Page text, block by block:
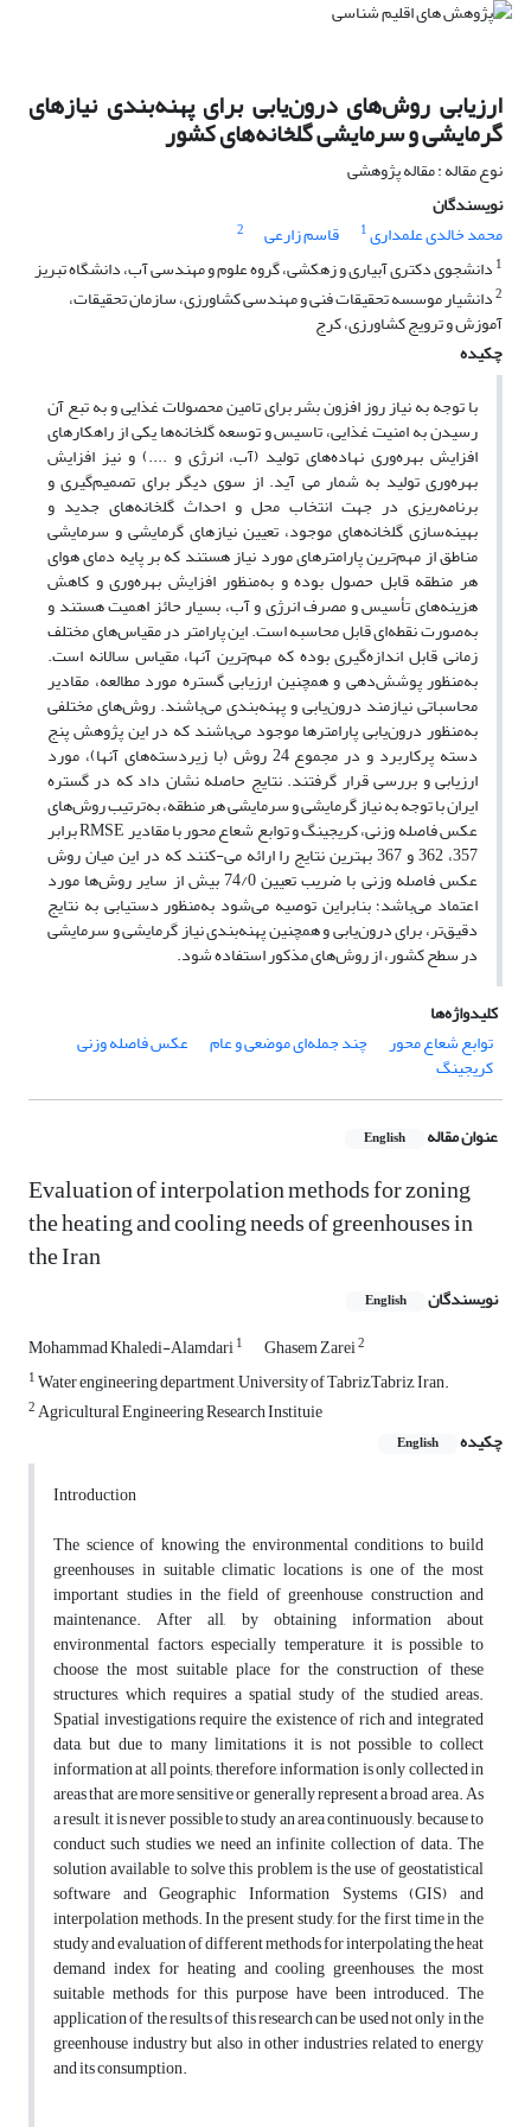
ارزیابی روش‌های درون‌یابی برای پهنه‌بندی نیازهای
گرمایشی و سرمایشی گلخانه‌های کشور
نوع مقاله : مقاله پژوهشی
نویسندگان
محمد خالدی علمداری1 قاسم زارعی
2
1 دانشجوی دکتری آبیاری و زهکشی، گروه علوم و مهندسی آب، دانشگاه تبریز
2دانشیار موسسه تحقیقات فنی و مهندسی کشاورزی، سازمان تحقیقات،
آموزش و ترویج کشاورزی، کرج
چکیده
با توجه به نیاز روز افزون بشر برای تامین محصولات غذایی و به تبع آن
رسیدن به امنیت غذایی، تاسیس و توسعه گلخانه‌ها یکی از راهکارهای
افزایش بهره‌وری نهاده‌های تولید (آب، انرژی و ....) و نیز افزایش
بهره‌وری تولید به شمار می آید. از سوی دیگر برای تصمیم‌گیری و
برنامه‌ریزی در جهت انتخاب محل و احداث گلخانه‌های جدید و
بهینه‌سازی گلخانه‌های موجود، تعیین نیازهای گرمایشی و سرمایشی
مناطق از مهم‌ترین پارامترهای مورد نیاز هستند که بر پایه دمای هوای
هر منطقه قابل حصول بوده و به‌منظور افزایش بهره‌وری و کاهش
هزینه‌های تأسیس و مصرف انرژی و آب، بسیار حائز اهمیت هستند و
به‌صورت نقطه‌ای قابل محاسبه است. این پارامتر در مقیاس‌های مختلف
زمانی قابل اندازه‌گیری بوده که مهم‌ترین آنها، مقیاس سالانه است.
به‌منظور پوشش‌دهی و همچنین ارزیابی گستره مورد مطالعه، مقادیر
محاسباتی نیازمند درون‌یابی و پهنه‌بندی می‌باشند. روش‌های مختلفی
به‌منظور درون‌یابی پارامترها موجود می‌باشند که در این پژوهش پنج
دسته پرکاربرد و در مجموع 24 روش (با زیردسته‌های آنها)، مورد
ارزیابی و بررسی قرار گرفتند. نتایج حاصله نشان داد که در گستره
ایران با توجه به نیاز گرمایشی و سرمایشی هر منطقه، به‌ترتیب روش‌های
عکس فاصله وزنی، کریجینگ و توابع شعاع محور با مقادیر RMSE برابر
357، 362 و 367 بهترین نتایج را ارائه می-کنند که در این میان روش
عکس فاصله وزنی با ضریب تعیین 74/0 بیش از سایر روش‌ها مورد
اعتماد می‌باشد؛ بنابراین توصیه می‌شود به‌منظور دستیابی به نتایج
دقیق‌تر، برای درون‌یابی و همچنین پهنه‌بندی نیاز گرمایشی و سرمایشی
در سطح کشور، از روش‌های مذکور استفاده شود.
کلیدواژه‌ها
توابع شعاع محور
چند جمله‌ای موضعی و عام عکس فاصله وزنی
کریجینگ
عنوان مقاله English
Evaluation of interpolation methods for zoning
the heating and cooling needs of greenhouses in
the Iran
نویسندگان English
Mohammad Khaledi-Alamdari1 Ghasem Zarei2
1Water engineering department ,University of Tabriz,Tabriz, Iran.
2Agricultural Engineering Research Instituie
چکیده
English
Introduction
The science of knowing the environmental conditions to build
greenhouses in suitable climatic locations is one of the most
important studies in the field of greenhouse construction and
maintenance. After all, by obtaining information about
environmental factors, especially temperature, it is possible to
choose the most suitable place for the construction of these
structures, which requires a spatial study of the studied areas.
Spatial investigations require the existence of rich and integrated
data, but due to many limitations it is not possible to collect
information at all points; therefore, information is only collected in
areas that are more sensitive or generally represent a broad area. As
a result, it is never possible to study an area continuously, because to
conduct such studies we need an infinite collection of data. The
solution available to solve this problem is the use of geostatistical
software and Geographic Information Systems (GIS) and
interpolation methods. In the present study, for the first time in the
study and evaluation of different methods for interpolating the heat
demand index for heating and cooling greenhouses, the most
suitable methods for this purpose have been introduced. The
application of the results of this research can be used not only in the
greenhouse industry but also in other industries related to energy
and its consumption.